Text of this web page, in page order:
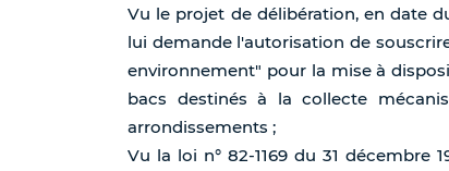
Vu le projet de délibération, en date
lui demande l'autorisation de
environnement" pour la mise à
bacs destinés à la collecte
arrondissements ;
Vu la loi n° 82-1169 du 31 décembre